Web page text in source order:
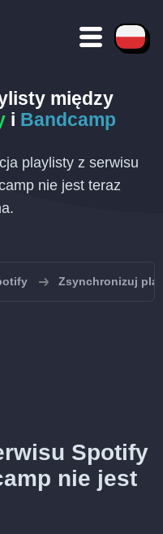
między
i Bandcamp
playlisty z serwisu
nie jest teraz
Zsynchronizuj
Spotify
nie jest